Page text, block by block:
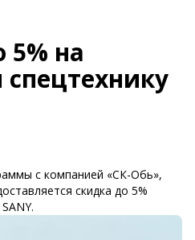
5% на
с компанией «СК-Обь»,
скидка до 5%